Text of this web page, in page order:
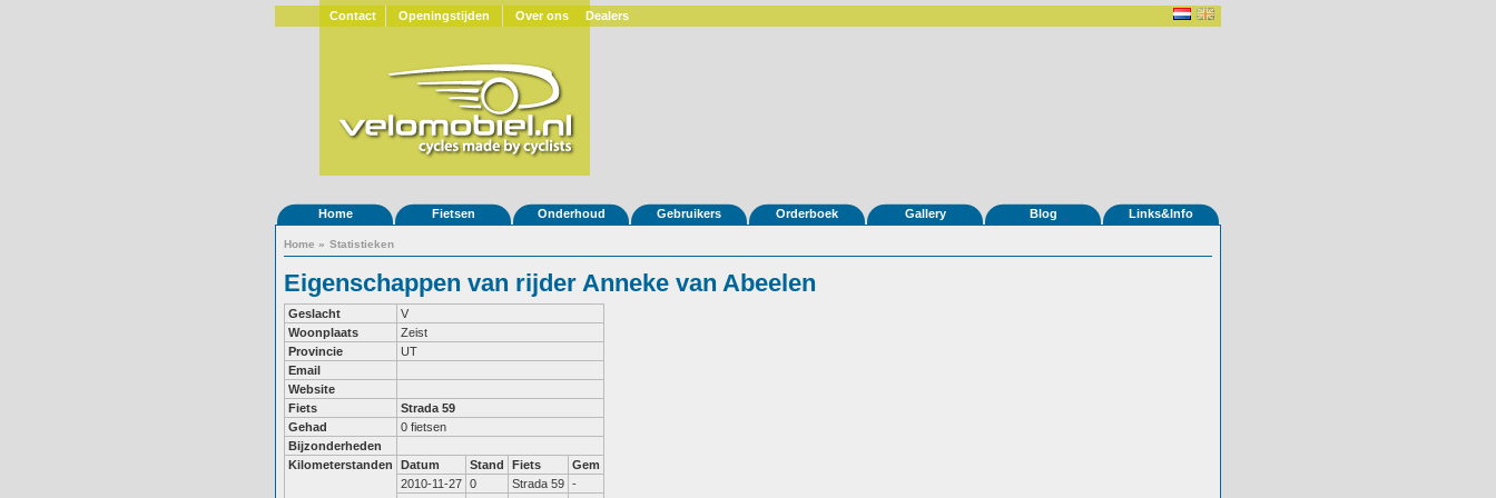
Contact Openingstijden Over ons Dealers
Home Fietsen Onderhoud Gebruikers Orderboek Gallery Blog Links&Info
Home » Statistieken
Eigenschappen van rijder Anneke van Abeelen
Geslacht
V
Woonplaats
Zeist
Provincie
UT
Email
Website
Fiets
Strada 59
Gehad
0 fietsen
Bijzonderheden
Kilometerstanden
Datum Stand Fiets
Gem
2010-11-27 0 Strada 59 -